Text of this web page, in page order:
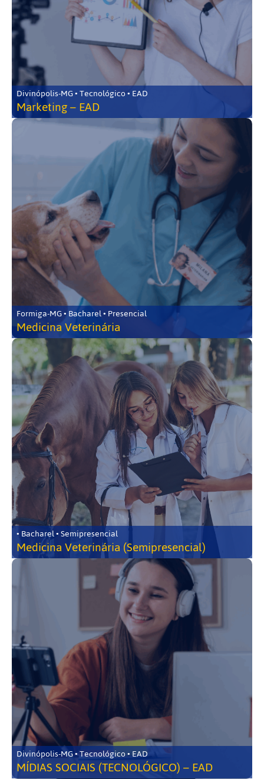
Divinópolis-MG • Tecnológico • EAD
Marketing – EAD
Formiga-MG • Bacharel • Presencial
Medicina Veterinária
• Bacharel • Semipresencial
Medicina Veterinária (Semipresencial)
Divinópolis-MG • Tecnológico • EAD
MÍDIAS SOCIAIS (TECNOLÓGICO) – EAD